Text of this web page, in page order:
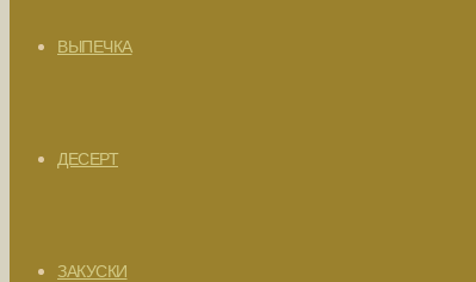
ВЫПЕЧКА
ДЕСЕРТ
ЗАКУСКИ